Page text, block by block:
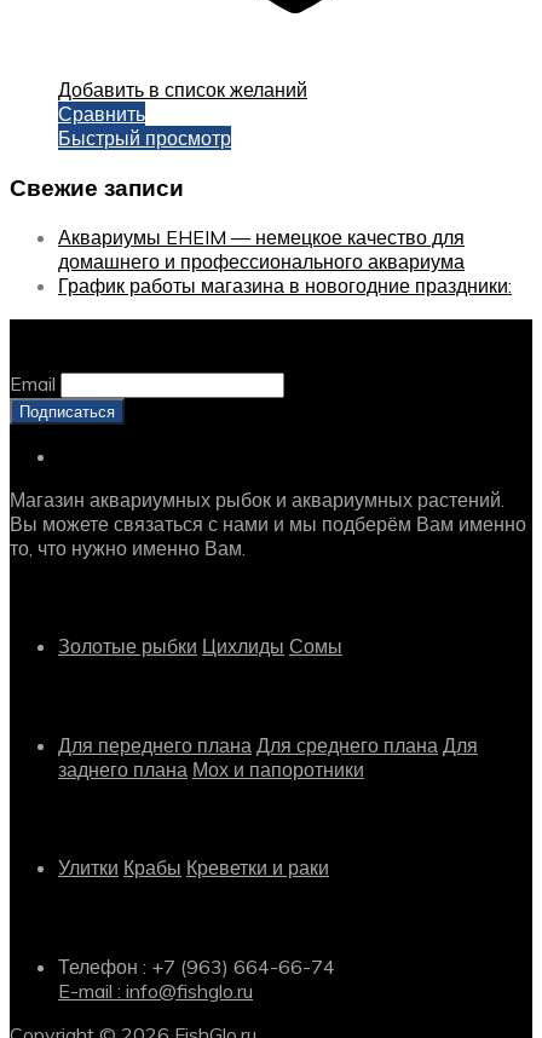
Добавить в список желаний
Сравнить
Быстрый просмотр
Свежие записи
Аквариумы EHEIM — немецкое качество для
домашнего и профессионального аквариума
График работы магазина в новогодние праздники:
Email
Магазин аквариумных рыбок и аквариумных растений.
Вы можете связаться с нами и мы подберём Вам именно
то, что нужно именно Вам.
Золотые рыбки Цихлиды Сомы
Для переднего плана Для среднего плана Для
заднего плана Мох и папоротники
Улитки Крабы Креветки и раки
Телефон : +7 (963) 664-66-74
E-mail : info@fishglo.ru